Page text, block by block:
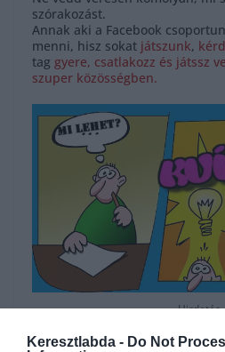
Keresztlabda - Do Not
szórakozást.
Annak aki a Facebook
menni, hisz sokat játszunk,
tag gyere, csatlakozz és játssz
szuper közösségben.
Hirdetés